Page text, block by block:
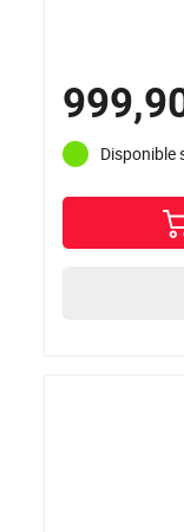
Disponible